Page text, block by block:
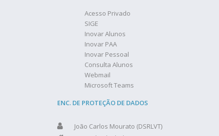
Acesso Privado
SIGE
Inovar Alunos
Inovar PAA
Inovar Pessoal
Consulta Alunos
Webmail
Microsoft Teams
ENC. DE PROTEÇÃO DE DADOS
João Carlos Mourato (DSRLVT)